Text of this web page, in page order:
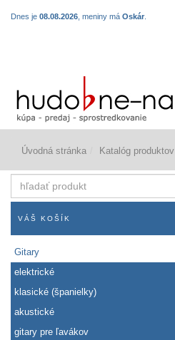
Dnes je 08.08.2026 , meniny má Oskár
Úvodná stránka Katalóg produktov
produkt
VÁŠ KOŠÍK
Gitary
elektrické
klasické (španielky)
akustické
gitary pre ľavákov